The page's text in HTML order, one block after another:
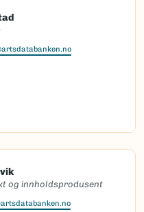
og innholdsprodusent